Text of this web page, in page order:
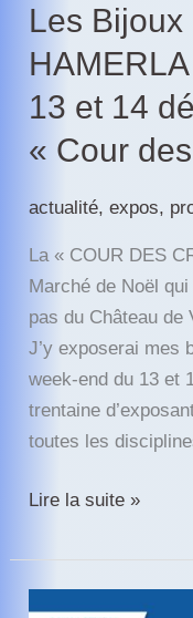
Les Bijoux
13 et 14
« Cour
actualité,expos,
La « COUR DES
Marché de Noël
pas du Château de
J’y exposerai mes
week-end du 13 et
trentaine
toutes les
Les
ESTHER
HAMERLA
Lire la suite »